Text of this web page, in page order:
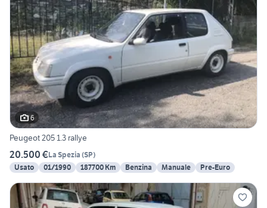
6
Peugeot 205 1.3 rallye
20.500 €La Spezia (SP)
Usato
01/1990 187700 Km Benzina Manuale Pre-Euro